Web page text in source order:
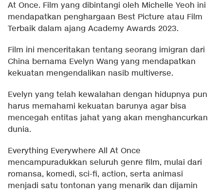
At Once. Film yang dibintangi oleh Michelle Yeoh ini
mendapatkan penghargaan Best Picture atau Film
Terbaik dalam ajang Academy Awards 2023.
Film ini menceritakan tentang seorang imigran dari
China bernama Evelyn Wang yang mendapatkan
kekuatan mengendalikan nasib multiverse.
Evelyn yang telah kewalahan dengan hidupnya pun
harus memahami kekuatan barunya agar bisa
mencegah entitas jahat yang akan menghancurkan
dunia.
Everything Everywhere All At Once
mencampuradukkan seluruh genre film, mulai dari
romansa, komedi, sci-fi, action, serta animasi
menjadi satu tontonan yang menarik dan dijamin